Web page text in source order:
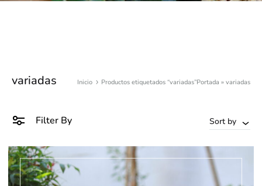
variadas Portada » variadas
Inicio Productos etiquetados “variadas”
Filter By Sort by